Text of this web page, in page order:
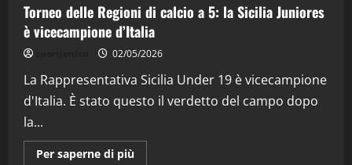
"SportEmpire" in Podcast
“SportEmpire” in Podcast: 26^ Puntata
08/04/2026
Torneo delle Regioni di calcio a 5: la Sicilia Juniores
è vicecampione d’Italia
02/05/2026
La Rappresentativa Sicilia Under 19 è vicecampione
d'Italia. È stato questo il verdetto del campo dopo
la...
Per saperne di più